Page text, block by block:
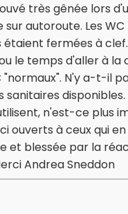
très gênée lors
sur autoroute. Les WC
étaient fermées à
le temps d'aller à la
"normaux". N'y a-t-il
sanitaires
n'est-ce plus
ouverts à ceux qui
et blessée par la
Andrea Sneddon